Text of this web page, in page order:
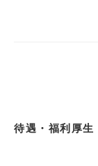
待遇・福利厚生